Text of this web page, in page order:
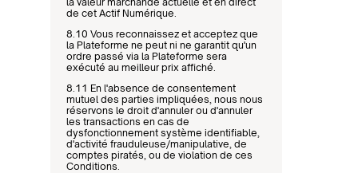
de cet Actif Numérique.
8.10 Vous reconnaissez et acceptez que
la Plateforme ne peut ni ne garantit qu'un
ordre passé via la Plateforme sera
exécuté au meilleur prix affiché.
8.11 En l'absence de consentement
mutuel des parties impliquées, nous nous
réservons le droit d'annuler ou d'annuler
les transactions en cas de
dysfonctionnement système identifiable,
d'activité frauduleuse/manipulative, de
comptes piratés, ou de violation de ces
Conditions.